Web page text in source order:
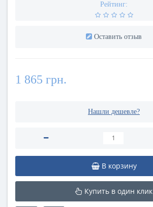
Рейтинг:
Оставить отзыв
1 865 грн.
Нашли дешевле?
В корзину
Купить в один клик